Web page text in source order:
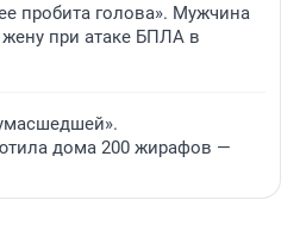
пробита голова». Мужчина
жену при атаке БПЛА в
дома 200 жирафов —